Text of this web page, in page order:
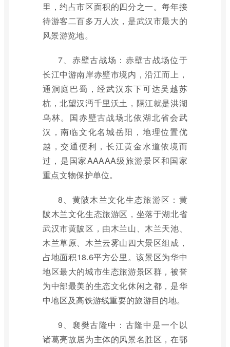
里，约占市区面积的四分之一。每年接
待游客二百多万人次，是武汉市最大的
风景游览地。
7、赤壁古战场：赤壁古战场位于
长江中游南岸赤壁市境内，沿江而上，
通洞庭巴蜀，经武汉东下可达吴越苏
杭，北望汉沔千里沃土，隔江就是洪湖
乌林。国赤壁古战场北依湖北省会武
汉，南临文化名城岳阳，地理位置优
越，交通便利，长江黄金水道依境而
过，是国家AAAAA级旅游景区和国家
重点文物保护单位。
8、黄陂木兰文化生态旅游区：黄
陂木兰文化生态旅游区，坐落于湖北省
武汉市黄陂区，由木兰山、木兰天池、
木兰草原、木兰云雾山四大景区组成，
占地面积18.6平方公里。该景区为华中
地区最大的城市生态旅游景区群，被誉
为中部最美的生态文化休闲之都，是华
中地区及高铁游线重要的旅游目的地。
9、襄樊古隆中：古隆中是一个以
诸葛亮故居为主体的风景名胜区，在鄂